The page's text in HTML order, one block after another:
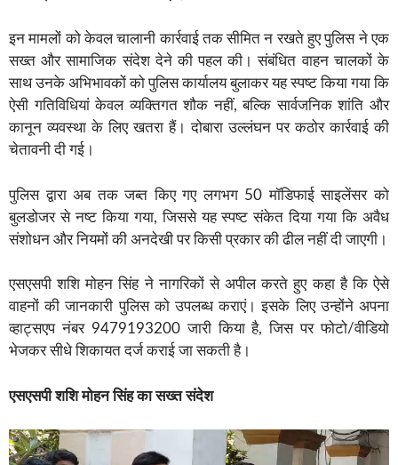
इन मामलों को केवल चालानी कार्रवाई तक सीमित न रखते हुए पुलिस ने एक
सख्त और सामाजिक संदेश देने की पहल की। संबंधित वाहन चालकों के
साथ उनके अभिभावकों को पुलिस कार्यालय बुलाकर यह स्पष्ट किया गया कि
ऐसी गतिविधियां केवल व्यक्तिगत शौक नहीं, बल्कि सार्वजनिक शांति और
कानून व्यवस्था के लिए खतरा हैं। दोबारा उल्लंघन पर कठोर कार्रवाई की
चेतावनी दी गई।
पुलिस द्वारा अब तक जब्त किए गए लगभग 50 मॉडिफाई साइलेंसर को
बुलडोजर से नष्ट किया गया, जिससे यह स्पष्ट संकेत दिया गया कि अवैध
संशोधन और नियमों की अनदेखी पर किसी प्रकार की ढील नहीं दी जाएगी।
एसएसपी शशि मोहन सिंह ने नागरिकों से अपील करते हुए कहा है कि ऐसे
वाहनों की जानकारी पुलिस को उपलब्ध कराएं। इसके लिए उन्होंने अपना
व्हाट्सएप नंबर 9479193200 जारी किया है, जिस पर फोटो/वीडियो
भेजकर सीधे शिकायत दर्ज कराई जा सकती है।
एसएसपी शशि मोहन सिंह का सख्त संदेश